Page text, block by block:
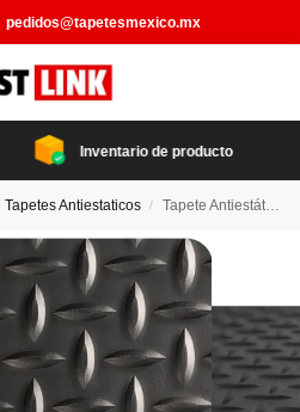
pedidos@tapetesmexico.mx
Inventario de producto
Tapetes Antiestaticos / Tapete Antiestático Diamantado